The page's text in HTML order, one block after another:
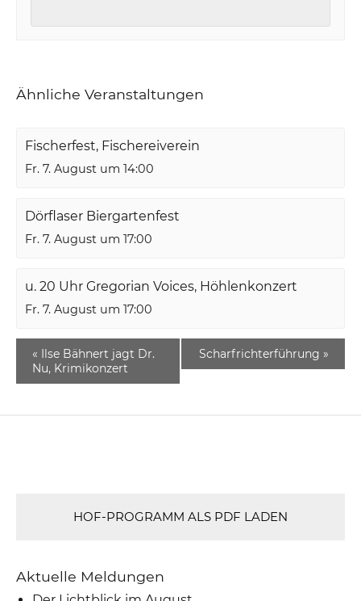
Ähnliche Veranstaltungen
Fischerfest, Fischereiverein
Fr. 7. August um 14:00
Dörflaser Biergartenfest
Fr. 7. August um 17:00
u. 20 Uhr Gregorian Voices, Höhlenkonzert
Fr. 7. August um 17:00
« Ilse Bähnert jagt Dr.
Nu, Krimikonzert
Scharfrichterführung »
HOF-PROGRAMM ALS PDF LADEN
Aktuelle Meldungen